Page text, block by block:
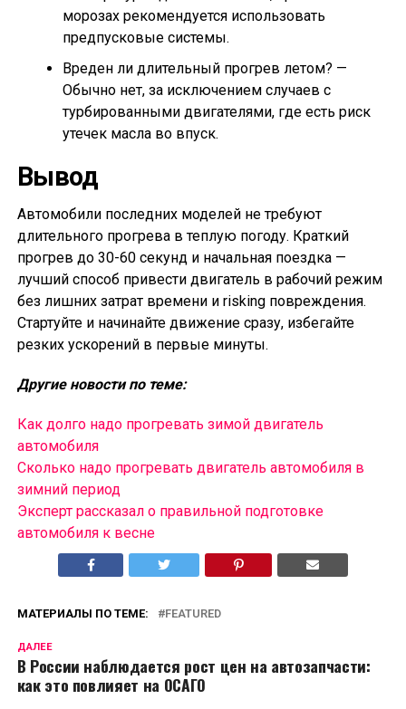
морозах рекомендуется использовать
предпусковые системы.
Вреден ли длительный прогрев летом? —
Обычно нет, за исключением случаев с
турбированными двигателями, где есть риск
утечек масла во впуск.
Вывод
Автомобили последних моделей не требуют
длительного прогрева в теплую погоду. Краткий
прогрев до 30-60 секунд и начальная поездка —
лучший способ привести двигатель в рабочий режим
без лишних затрат времени и risking повреждения.
Стартуйте и начинайте движение сразу, избегайте
резких ускорений в первые минуты.
Другие новости по теме:
Как долго надо прогревать зимой двигатель
автомобиля
Сколько надо прогревать двигатель автомобиля в
зимний период
Эксперт рассказал о правильной подготовке
автомобиля к весне
МАТЕРИАЛЫ ПО ТЕМЕ: FEATURED
ДАЛЕЕ
В России наблюдается рост цен на автозапчасти:
как это повлияет на ОСАГО